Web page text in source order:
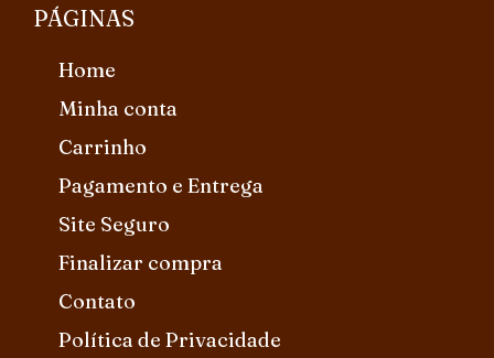
PÁGINAS
Home
Minha conta
Carrinho
Pagamento e Entrega
Site Seguro
Finalizar compra
Contato
Política de Privacidade